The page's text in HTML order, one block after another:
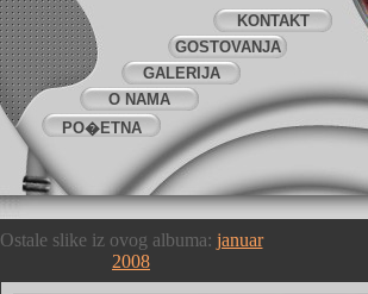
PO�ETNA
O NAMA
GALERIJA
GOSTOVANJA
KONTAKT
Ostale slike iz ovog albuma: januar
2008